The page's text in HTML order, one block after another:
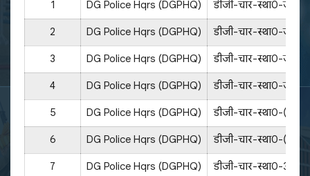
1 DG Police Hqrs (DGPHQ) डीजी-चार-स्था0-
2 DG Police Hqrs (DGPHQ) डीजी-चार-स्था0-
3 DG Police Hqrs (DGPHQ) डीजी-चार-स्था0-
4 DG Police Hqrs (DGPHQ) डीजी-चार-स्था0-
5 DG Police Hqrs (DGPHQ) डीजी-चार-स्था0-
6 DG Police Hqrs (DGPHQ) डीजी-चार-स्था0-
7 DG Police Hqrs (DGPHQ) डीजी-चार-स्था0-